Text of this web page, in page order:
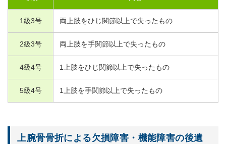
1級3号 両上肢をひじ関節以上で失ったもの
2級3号 両上肢を手関節以上で失ったもの
4級4号 1 上肢をひじ関節以上で失ったもの
5級4号 1 上肢を手関節以上で失ったもの
上腕骨骨折による欠損障害・機能障害の後遺